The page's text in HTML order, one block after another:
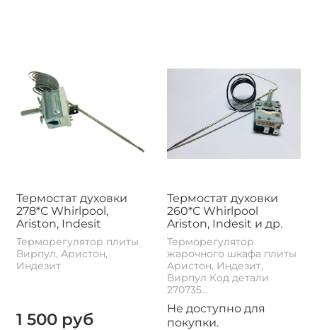
Термостат духовки
278*С Whirlpool,
Ariston, Indesit
Терморегулятор плиты
Вирпул, Аристон,
Индезит
1 500 руб
Термостат духовки
260*С Whirlpool
Ariston, Indesit и др.
Терморегулятор
жарочного шкафа плиты
Аристон, Индезит,
Вирпул Код детали
270735...
Не доступно для
покупки.